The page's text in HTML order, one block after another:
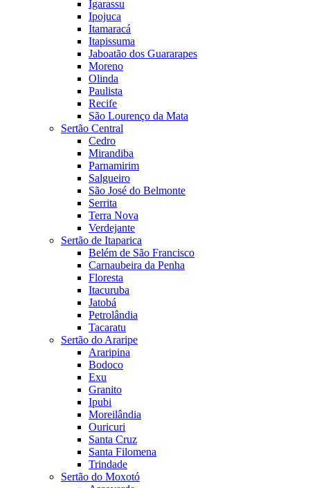
Igarassu
Ipojuca
Itamaracá
Itapissuma
Jaboatão dos Guararapes
Moreno
Olinda
Paulista
Recife
São Lourenço da Mata
Sertão Central
Cedro
Mirandiba
Parnamirim
Salgueiro
São José do Belmonte
Serrita
Terra Nova
Verdejante
Sertão de Itaparica
Belém de São Francisco
Carnaubeira da Penha
Floresta
Itacuruba
Jatobá
Petrolândia
Tacaratu
Sertão do Araripe
Araripina
Bodoco
Exu
Granito
Ipubi
Moreilândia
Ouricuri
Santa Cruz
Santa Filomena
Trindade
Sertão do Moxotó